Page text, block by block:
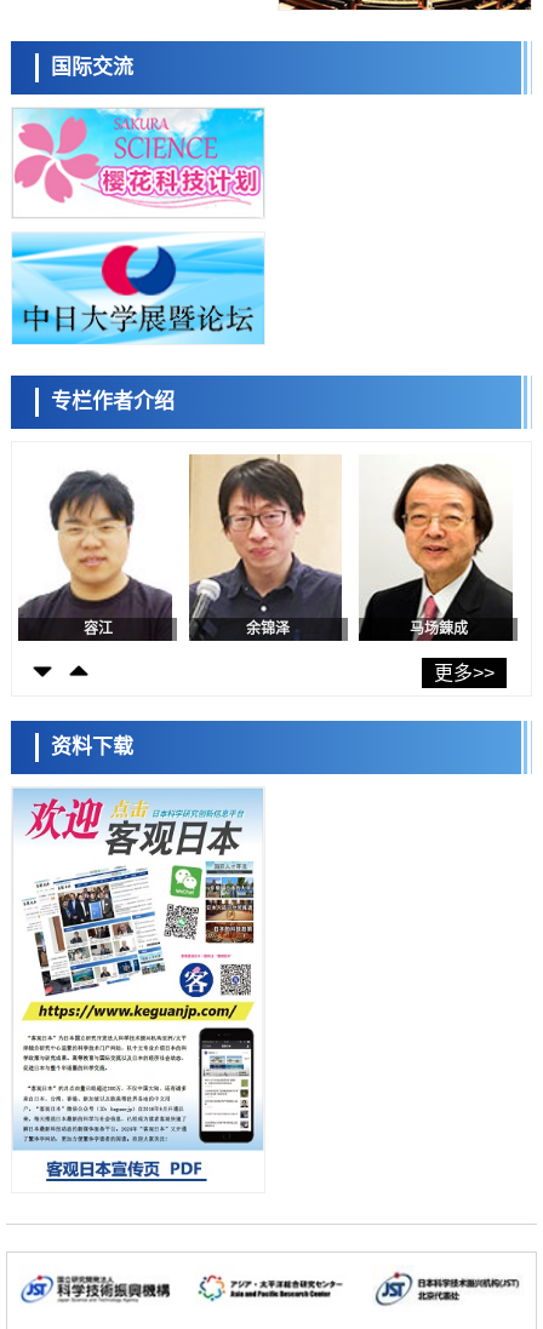
成为新型功能性材料
科学研究
群马大学开发针对难治性癫痫的新型基因疗法，利用超小型GAD67启动
科学研究
九州大学揭示夜间眼压升高机制：两种激素波动叠加所致
科学研究
东京都产技研采用新手法开发出可稳定工作至300℃的介电材料，已验
证电容器可在汽车发动机等高温环境下工作
经济・社会
日本生成式AI使用者占比一年内翻倍，但与中美德仍有较大差距
政策
日本修订首都直下型地震紧急对策：目标为死亡人数至少减半，重点强
科学研究
福井大学发现细胞记忆过往并抑制反应的机制，阐明即便DNA相同反应
迥异之谜
神户大学确认口服癌症疫苗B440单药给药的安全性，在转移性尿路上皮
癌患者中开展临床试验
政策
日本发布《令和8年版科学技术与创新白皮书》，解读第七期基本计划
首年度政策方向
科学研究
东京大学发现可诱导细胞死亡的新型信使物质
科学研究
东京都健康长寿医疗中心跨器官揭示衰老过程中的糖链变化
产总研无需石油利用松脂制备石墨前驱体，可作为电池电极材料
科学研究
东京大学和海上保安厅等发现南海海槽沿线板块边界锁定状态存在区域
差异
政策
日本第2次医疗研究开发调整费，根据一线实际情况和需求分配99.3亿
日元
科学研究
千叶大学鉴定出导致难治性疾病“肺高血压症”恶化的蛋白质“MYL9/12”，
会引发血管结构恶化
科学研究
京都大学高效生成光的构成单元“光子”，可应用于量子计算机
科学研究
开发出300亿年仅误差1秒的光晶格钟，构建网络将其打造为下一代社会
基础设施
经济・社会
日本成立“以人为本AI联盟”——力争借助AI拓展社会公众创造力，依托
产学合作推进研发
科学研究
带大量基因的人工细胞
政策
国际交流
专栏作者介绍
陈小牧
容江 余锦泽 马场錬成
日本科学未来馆 科学交
小岩井忠道 泷川 进
更多>>
资料下载